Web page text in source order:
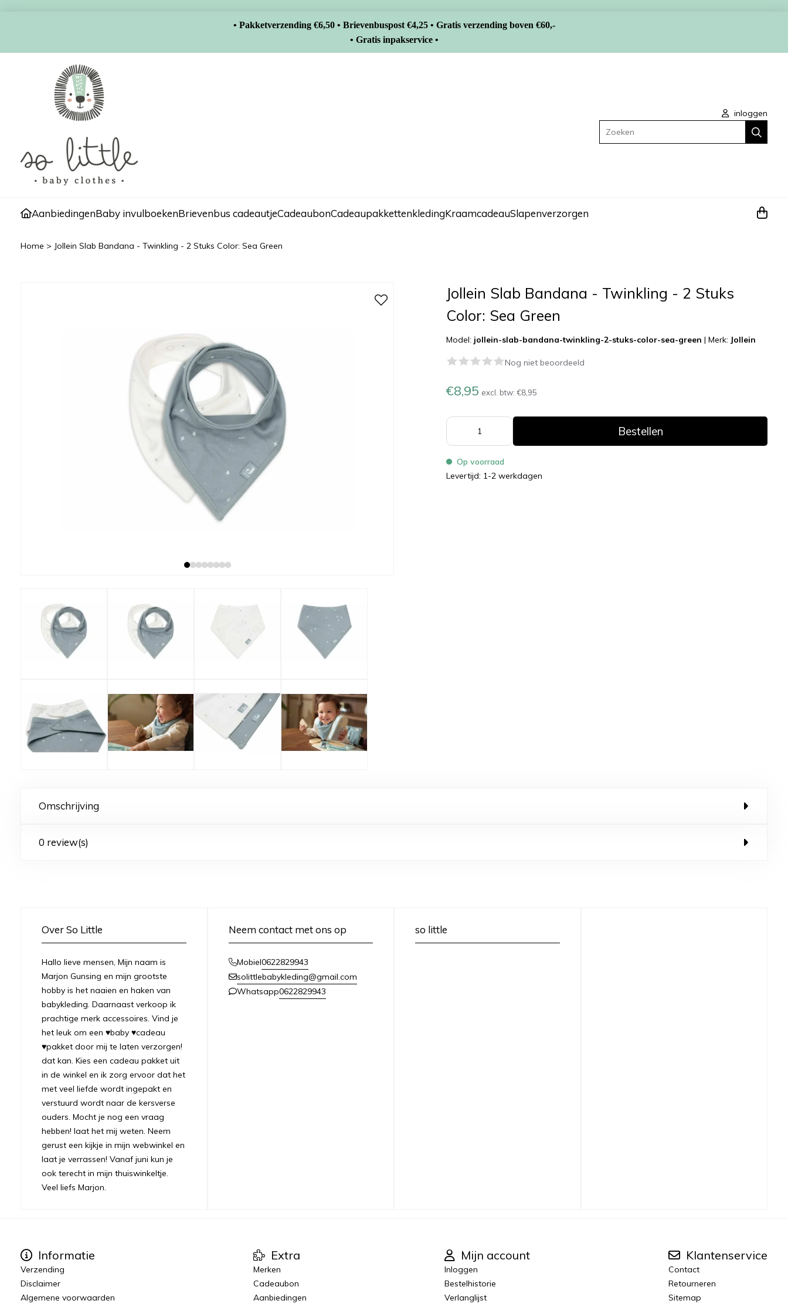
• Pakketverzending €6,50 • Brievenbuspost €4,25 • Gratis verzending boven €60,-
• Gratis inpakservice •
inloggen
Zoeken
AanbiedingenBaby invulboekenBrievenbus cadeautjeCadeaubonCadeaupakkettenkledingKraamcadeauSlapenverzorgen
Home > Jollein Slab Bandana - Twinkling - 2 Stuks Color: Sea Green
Jollein Slab Bandana - Twinkling - 2 Stuks
Color: Sea Green
Model: jollein-slab-bandana-twinkling-2-stuks-color-sea-green |Merk: Jollein
Nog niet beoordeeld
€8,95 excl. btw:€8,95
Bestellen
Op voorraad
Levertijd: 1-2 werkdagen
Omschrijving
0 review(s)
Over So Little
Hallo lieve mensen, Mijn naam is
Marjon Gunsing en mijn grootste
hobby is het naaien en haken van
babykleding. Daarnaast verkoop ik
prachtige merk accessoires. Vind je
het leuk om een ♥baby ♥cadeau
♥pakket door mij te laten verzorgen!
dat kan. Kies een cadeau pakket uit
in de winkel en ik zorg ervoor dat het
met veel liefde wordt ingepakt en
verstuurd wordt naar de kersverse
ouders. Mocht je nog een vraag
hebben! laat het mij weten. Neem
gerust een kijkje in mijn webwinkel en
laat je verrassen! Vanaf juni kun je
ook terecht in mijn thuiswinkeltje.
Veel liefs Marjon.
Neem contact met ons op
Mobiel0622829943
solittlebabykleding@gmail.com
Whatsapp0622829943
so little
Informatie
Verzending
Disclaimer
Algemene voorwaarden
Extra
Merken
Cadeaubon
Aanbiedingen
Mijn account
Inloggen
Bestelhistorie
Verlanglijst
Klantenservice
Contact
Retourneren
Sitemap